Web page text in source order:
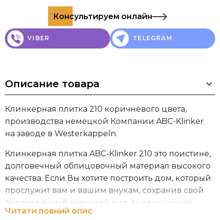
Консультируем онлайн
VIBER TELEGRAM
Описание товара
Клинкерная плитка 210 коричневого цвета,
производства немецкой Компании ABC-Klinker
на заводе в Westerkappeln.
Клинкерная плитка ABC-Klinker 210 это поистине,
долговечный облицовочный материал высокого
качества. Если Вы хотите построить дом, который
прослужит вам и вашим внукам, сохранив свой
первозданный внешний вид, то клинкерная
плитка от ABC-Klinker это именно то, что Вам
Читати повний опис